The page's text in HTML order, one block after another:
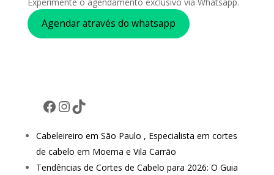
Agendar através do whatsapp
Facebook
Instagram
TikTok
Cabeleireiro em São Paulo , Especialista em cortes
de cabelo em Moema e Vila Carrão
Tendências de Cortes de Cabelo para 2026: O Guia